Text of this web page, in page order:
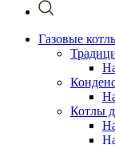
Газовые
Котлы